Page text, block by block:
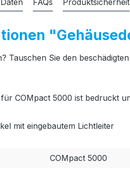
FAQs Produktsicherheit
Tauschen Sie den
COMpact 5000 ist bedruckt
mit eingebautem Lichtleiter
COMpact 5000